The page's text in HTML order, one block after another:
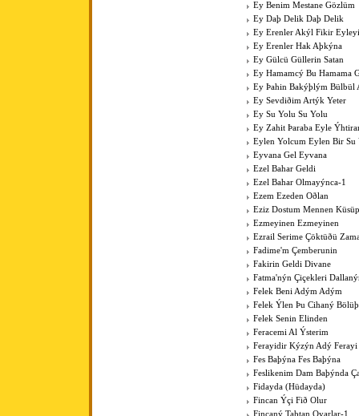
Ey Benim Mestane Gözlüm
Ey Daþ Delik Daþ Delik
Ey Erenler Akýl Fikir
Ey Erenler Hak Aþkýna
Ey Gülcü Güllerin Satan
Ey Hamamcý Bu Hamama
Ey Þahin Bakýþlým Bülbül
Ey Sevdiðim Artýk Yeter
Ey Su Yolu Su Yolu
Ey Zahit Þaraba Eyle
Eylen Yolcum Eylen Bir Su
Eyvana Gel Eyvana
Ezel Bahar Geldi
Ezel Bahar Olmayýnca-1
Ezem Ezeden Oðlan
Eziz Dostum Mennen
Ezmeyinen Ezmeyinen
Ezrail Serime Çöktüðü
Fadime'm Çemberunin
Fakirin Geldi Divane
Fatma'nýn Çiçekleri
Felek Beni Adým Adým
Felek Ýlen Þu Cihaný
Felek Senin Elinden
Feracemi Al Ýsterim
Ferayidir Kýzýn Adý Ferayi
Fes Baþýna Fes Baþýna
Feslikenim Dam Baþýnda
Fidayda (Hüdayda)
Fincan Ýçi Fið Olur